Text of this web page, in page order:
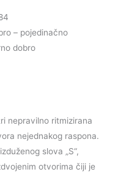
– pojedinačno
dobro
nepravilno ritmizirana
nejednakog raspona.
slova „S“,
otvorima čiji je